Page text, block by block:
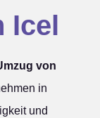
Icel
von
in
und